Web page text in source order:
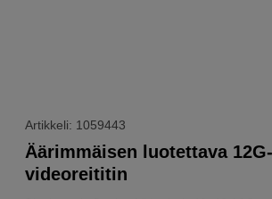
Artikkeli: 1059443
Äärimmäisen luotettava
videoreititin